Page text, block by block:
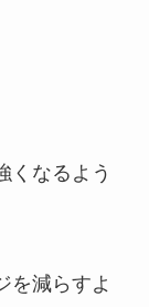
くなるよう
を減らすよ